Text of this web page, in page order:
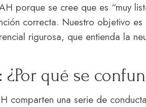
porque se cree que es “muy
correcta. Nuestro objetivo es
rigurosa, que entienda la
qué se
comparten una serie de